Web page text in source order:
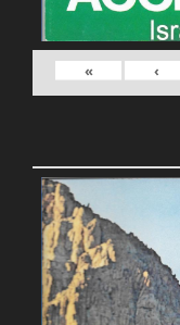
›
»